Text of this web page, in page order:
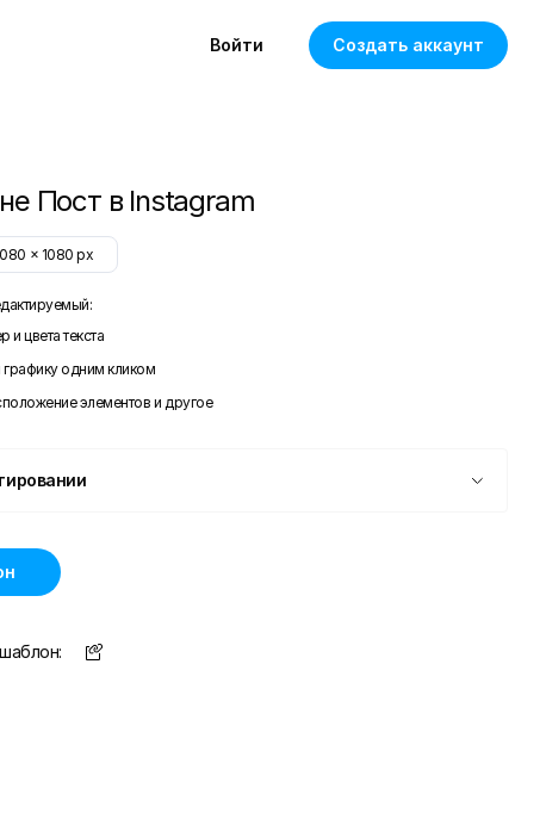
Войти Создать аккаунт
Пост в Instagram
x 1080 px
и цвета текста
одним кликом
элементов и другое